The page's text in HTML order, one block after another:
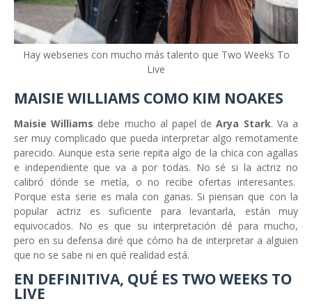
Hay webseries con mucho más talento que Two Weeks To
Live
MAISIE WILLIAMS COMO KIM NOAKES
Maisie Williams debe mucho al papel deArya Stark. Va a
ser muy complicado que pueda interpretar algo remotamente
parecido. Aunque esta serie repita algo de la chica con agallas
e independiente que va a por todas. No sé si la actriz no
calibró dónde se metía, o no recibe ofertas interesantes.
Porque esta serie es mala con ganas. Si piensan que con la
popular actriz es suficiente para levantarla, están muy
equivocados. No es que su interpretación dé para mucho,
pero en su defensa diré que cómo ha de interpretar a alguien
que no se sabe ni en qué realidad está.
EN DEFINITIVA, QUÉ ES TWO WEEKS TO
LIVE